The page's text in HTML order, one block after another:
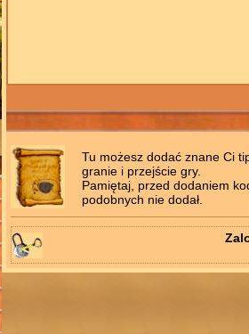
Tu możesz dodać znane Ci
granie i przejście gry.
Pamiętaj, przed dodaniem
podobnych nie dodał.